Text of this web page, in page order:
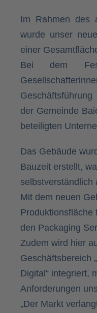
Im Rahmen des
wurde unser
einer
Bei dem
der Gemeinde
beteiligten
Das Gebäude
Bauzeit erstellt,
selbstverständlich
Mit dem neuen
Produktionsfläche
den Packaging
Zudem wird hier
Geschäftsbereich
Digital“ integriert,
Anforderungen
„Der Markt